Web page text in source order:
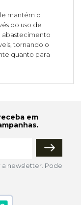
mantém o
do uso de
abastecimento
tornando o
quanto para
em
a newsletter. Pode